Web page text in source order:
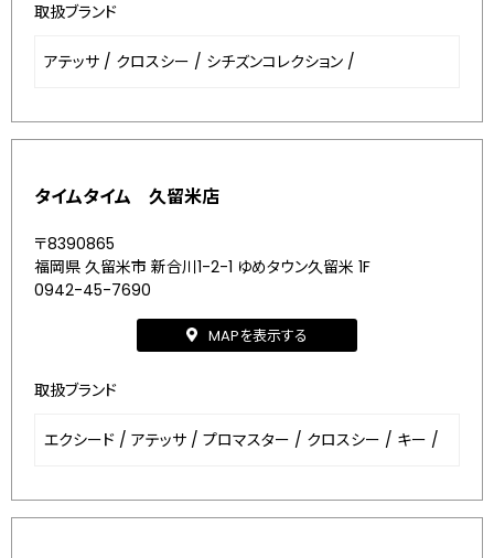
取扱ブランド
アテッサ / クロスシー / シチズンコレクション /
タイムタイム 久留米店
〒8390865
福岡県 久留米市 新合川1-2-1 ゆめタウン久留米 1F
0942-45-7690
MAPを表示する
取扱ブランド
エクシード / アテッサ / プロマスター / クロスシー / キー /